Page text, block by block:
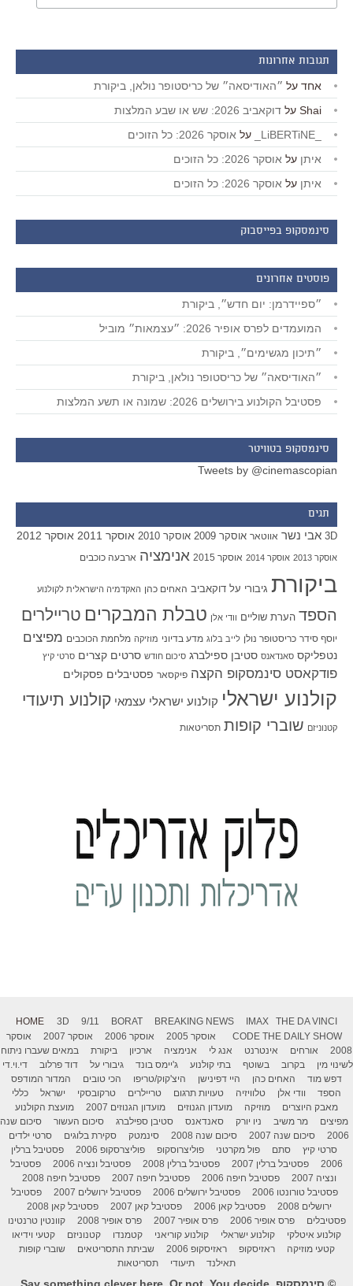
תגובות אחרונות
אחד על ״האודיסאה״ של כריסטופר נולאן, ביקורת
Shai על דוקאביב 2026: שש או שבע המלצות
על אוסקר 2026: כל הזוכים
איתן על אוסקר 2026: כל הזוכים
איתן על אוסקר 2026: כל הזוכים
סינמסקופ בפייסבוק
פוסטים אחרונים
״ספיידרמן: יום חדש״, ביקורת
המועמדים לפרס אופיר 2026: ״עצמאות״ מוביל
״תיכון מגשימים״, ביקורת
״האודיסאה״ של כריסטופר נולאן, ביקורת
פסטיבל הקולנוע בירושלים 2026: שמונה או תשע המלצות
סינמסקופ בטוויטר
Tweets by @cinemascopian
תגים
3D אבי נשר אווטאר אוסקר 2009 אוסקר 2010 אוסקר 2011 אוסקר 2012
אוסקר 2013 אוסקר 2014 אוסקר 2015 אנימציה ארבעה כוכבים
ביקורת גיבורי על דוקאביב האחים כהן האקדמיה הישראלית לקולנוע
הספד הערת שוליים וודי אלן טבלת המבקרים טריילרים
יוסף סידר כריסטופר נולן לייב בלוג מדע בדיוני מוזיקה מלחמת הכוכבים מפיצים
נטפליקס סאנדאנס סטיבן ספילברג סיכום חודש סרטים קצרים סרטי קיץ
פודקאסט סינמסקופ הקצה פיקסאר פסטיבלים פסקולים
קולנוע ישראלי קולנוע ישראלי עצמאי קולנוע תיעודי
קטנוניזם שוברי קופות תסריטאות
HOME 3D 9/11 BORAT BREAKING NEWS IMAX
THE DA VINCI
CODE THE DAILY SHOW אוסקר 2005 אוסקר 2006 אוסקר 2007
אוסקר
2008
אורחים אינטרנט אנג לי אנימציה ארכיון ביקורת
במאים שעברו ניתוח
לשינוי מין
בקרוב בשוטף בתי קולנוע ג'יימס בונד גיבורי על דוד פרלוב
די.וי.די
דפש מוד
האחים כהן היי דפינישן היצ'קוק/טריפו הכי טובים
המדור המודפס
הספד
וודי אלן טלוויזיה טעויות תרגום טריילרים טרקובסקי ישראל
כללי
מאבק היוצרים
מוזיקה מועדון הגנוזים מועדון הגנוזים 2007
מועצת הקולנוע
מפיצים
מר משיב ניו יורק סאנדאנס סטיבן ספילברג סיכום העשור
סיכום שנה
2006
סיכום שנה 2007 סיכום שנה 2008 סינמטק סקירת בלוגים
סרטי ילדים
סרטי קיץ
סתם פול מקרטני פוליצרוסקופ פוליצרסקופ 2006
פסטיבל ברלין
2006
פסטיבל ברלין 2007 פסטיבל ברלין 2008 פסטיבל ונציה 2006
פסטיבל
ונציה 2007
פסטיבל חיפה 2006 פסטיבל חיפה 2007
פסטיבל חיפה 2008
פסטיבל טורונטו 2006
פסטיבל ירושלים 2006 פסטיבל ירושלים 2007
פסטיבל
ירושלים 2008
פסטיבל קאן 2006 פסטיבל קאן 2007
פסטיבל קאן 2008
פסטיבלים
פרס אופיר 2006 פרס אופיר 2007 פרס אופיר 2008
קוונטין טרנטינו
קולנוע איטלקי
קולנוע ישראלי קולנוע קוריאני קטמנדו קטנוניזם
קטעי וידיאו
קטעי מוזיקה
ראזיסקופ ראזיסקופ 2006 שביתת התסריטאים
שוברי קופות
תאילנד
תיעודי תסריטאות